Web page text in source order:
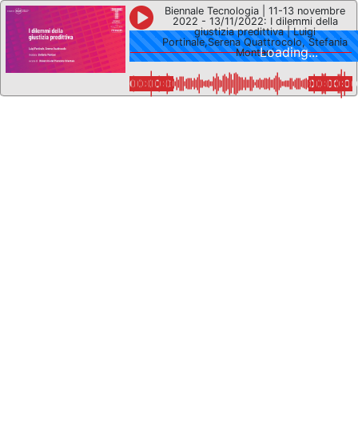
Biennale Tecnologia | 11-13 novembre
2022 - 13/11/2022: I dilemmi della
giustizia predittiva | Luigi
Portinale,Serena Quattrocolo, Stefania
MontaniLoading...
00:00:00 00:00:00